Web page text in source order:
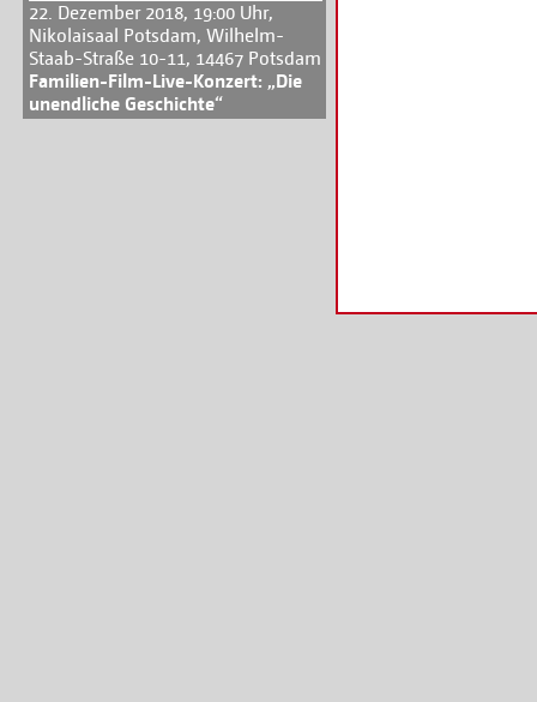
22. Dezember 2018, 19:00 Uhr,
Nikolaisaal Potsdam, Wilhelm-
Staab-Straße 10-11, 14467 Potsdam
Familien-Film-Live-Konzert: „Die
unendliche Geschichte“